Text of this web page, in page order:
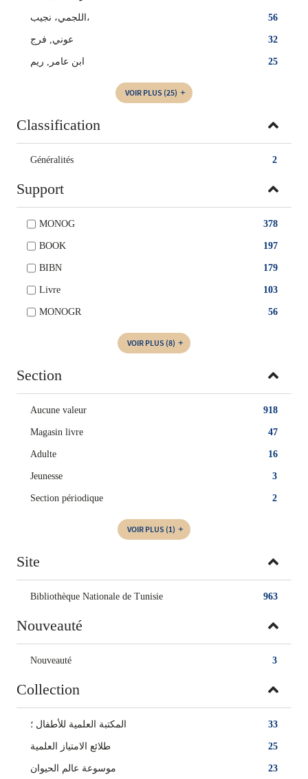
56 اللجمي، نجيب،
32 عوني, فرج
25 ابن عامر, ريم
VOIR PLUS (25)
Classification
2
Généralités
Support
378
MONOG
197
BOOK
179
BIBN
103
Livre
56
MONOGR
VOIR PLUS (8)
Section
918
Aucune valeur
47
Magasin livre
16
Adulte
3
Jeunesse
2
Section périodique
VOIR PLUS (1)
Site
963
Bibliothèque Nationale de Tunisie
Nouveauté
3
Nouveauté
Collection
33 المكتبة العلمية للأطفال ؛
25 طلائع الامتياز العلمية
23 موسوعة عالم الحيوان